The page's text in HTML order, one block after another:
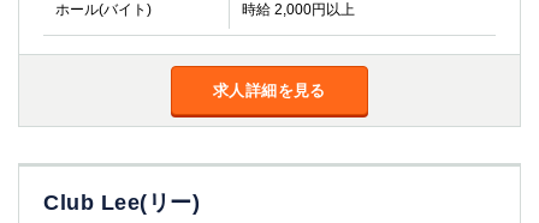
ホール(バイト) 時給 2,000円以上
求人詳細を見る
Club Lee(リー)
大船
相模原
埼玉県
志木